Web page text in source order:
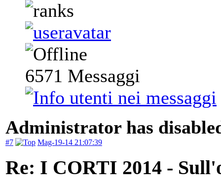
6571 Messaggi
Administrator has
#7 Mag-19-14 21:07:39
Re: I CORTI 2014 -